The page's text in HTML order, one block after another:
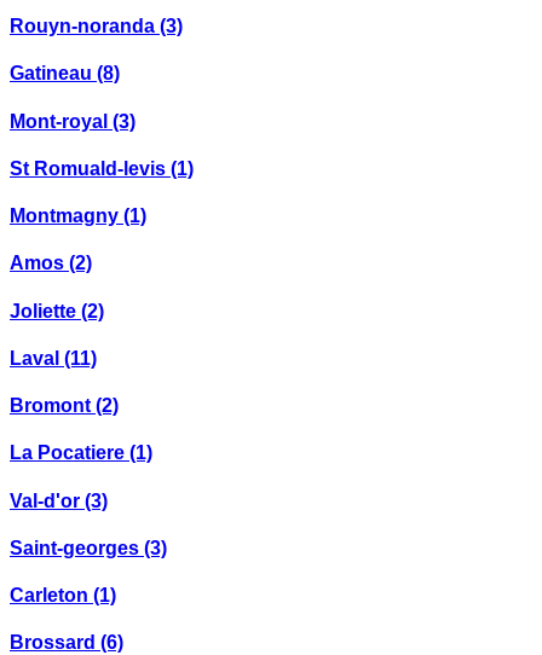
Rouyn-noranda (3)
Gatineau (8)
Mont-royal (3)
St Romuald-levis (1)
Montmagny (1)
Amos (2)
Joliette (2)
Laval (11)
Bromont (2)
La Pocatiere (1)
Val-d'or (3)
Saint-georges (3)
Carleton (1)
Brossard (6)